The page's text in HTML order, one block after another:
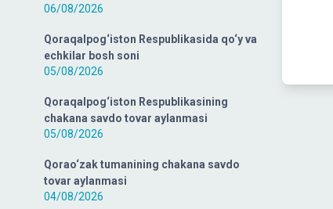
06/08/2026
Qoraqalpog‘iston Respublikasida qo‘y va
echkilar bosh soni
05/08/2026
Qoraqalpog‘iston Respublikasining
chakana savdo tovar aylanmasi
05/08/2026
Qorao‘zak tumanining chakana savdo
tovar aylanmasi
04/08/2026